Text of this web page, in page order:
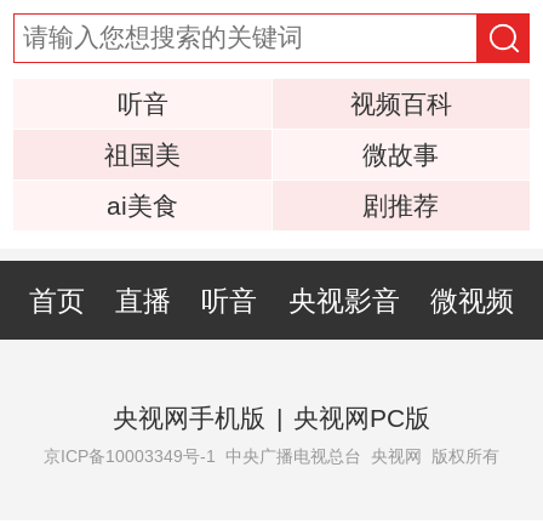
听音
视频百科
祖国美
微故事
ai美食
剧推荐
首页 直播 听音 央视影音 微视频
央视网手机版 | 央视网PC版
京ICP备10003349号-1 中央广播电视总台 央视网 版权所有